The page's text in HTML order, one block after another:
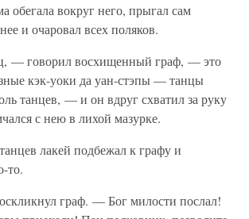
обегала вокруг него, прыгал сам
и очаровал всех поляков.
— говорил восхищенный граф, — это
кэк-уоки да уан-стэпы — танцы
танцев, — и он вдруг схватил за руку
с нею в лихой мазурке.
лакей подбежал к графу и
то.
граф. — Бог милости послал!